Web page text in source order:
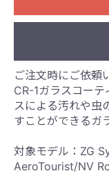
ご注文時にご依頼
CR-1ガラスコー
スによる汚れや虫
すことができるガ
対象モデル：ZG
AeroTourist/NV